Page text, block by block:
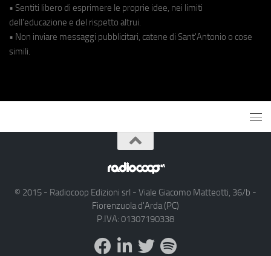
• Sentiti libero di esprimere le proprie idee, nei limiti
dell'educazione e del rispetto altrui.
• Non inviare messaggi pubblicitari, catene di Sant'Antonio o cose
simili.
© 2015 - Radiocoop Edizioni srl - Viale Giacomo Matteotti, 36/b -
Fiorenzuola d'Arda (PC)
P.IVA: 01307190338